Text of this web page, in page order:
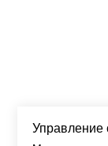
Управление